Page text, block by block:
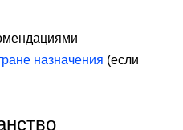
назначения (если